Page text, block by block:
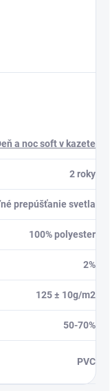
a noc soft v kazete
2 roky
prepúšťanie svetla
100% polyester
2%
125 ± 10g/m2
50-70%
PVC